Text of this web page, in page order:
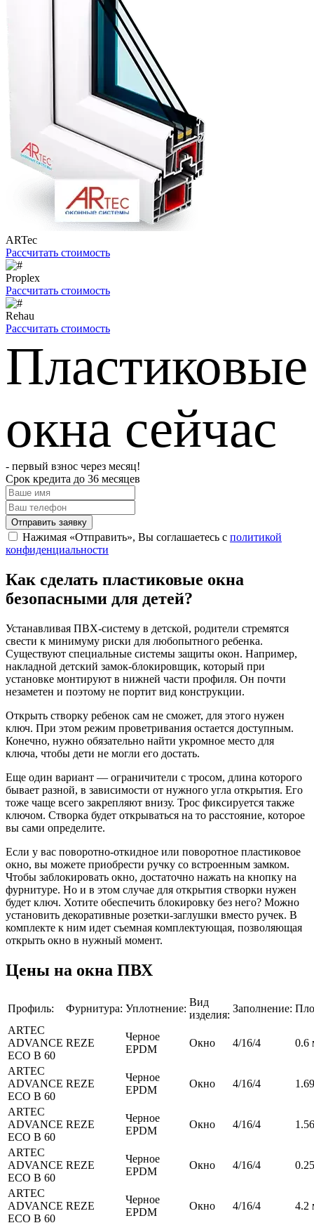
ARTec
Рассчитать стоимость
Proplex
Рассчитать стоимость
Rehau
Рассчитать стоимость
Пластиковые
окна сейчас
- первый взнос через месяц!
Срок кредита до 36 месяцев
Отправить заявку
Нажимая «Отправить», Вы соглашаетесь с политикой
конфиденциальности
Как сделать пластиковые окна
безопасными для детей?
Устанавливая ПВХ-систему в детской, родители стремятся
свести к минимуму риски для любопытного ребенка.
Существуют специальные системы защиты окон. Например,
накладной детский замок-блокировщик, который при
установке монтируют в нижней части профиля. Он почти
незаметен и поэтому не портит вид конструкции.
Открыть створку ребенок сам не сможет, для этого нужен
ключ. При этом режим проветривания остается доступным.
Конечно, нужно обязательно найти укромное место для
ключа, чтобы дети не могли его достать.
Еще один вариант — ограничители с тросом, длина которого
бывает разной, в зависимости от нужного угла открытия. Его
тоже чаще всего закрепляют внизу. Трос фиксируется также
ключом. Створка будет открываться на то расстояние, которое
вы сами определите.
Если у вас поворотно-откидное или поворотное пластиковое
окно, вы можете приобрести ручку со встроенным замком.
Чтобы заблокировать окно, достаточно нажать на кнопку на
фурнитуре. Но и в этом случае для открытия створки нужен
будет ключ. Хотите обеспечить блокировку без него? Можно
установить декоративные розетки-заглушки вместо ручек. В
комплекте к ним идет съемная комплектующая, позволяющая
открыть окно в нужный момент.
Цены на окна ПВХ
Профиль: Фурнитура: Уплотнение:
Вид
изделия:
Заполнение:
ARTEC
ADVANCE
ECO B 60
REZE
Черное
EPDM
Окно 4/16/4 0.6
ARTEC
ADVANCE
ECO B 60
REZE
Черное
EPDM
Окно 4/16/4
ARTEC
ADVANCE
ECO B 60
REZE
Черное
EPDM
Окно 4/16/4
ARTEC
ADVANCE
ECO B 60
REZE
Черное
EPDM
Окно 4/16/4
ARTEC
ADVANCE
ECO B 60
REZE
Черное
EPDM
Окно 4/16/4 4.2